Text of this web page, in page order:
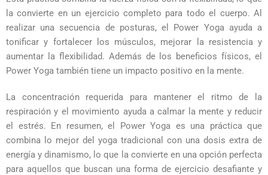
la convierte en un ejercicio completo para todo el cuerpo. Al
realizar una secuencia de posturas, el Power Yoga ayuda a
tonificar y fortalecer los músculos, mejorar la resistencia y
aumentar la flexibilidad. Además de los beneficios físicos, el
Power Yoga también tiene un impacto positivo en la mente.
La concentración requerida para mantener el ritmo de la
respiración y el movimiento ayuda a calmar la mente y reducir
el estrés. En resumen, el Power Yoga es una práctica que
combina lo mejor del yoga tradicional con una dosis extra de
energía y dinamismo, lo que la convierte en una opción perfecta
para aquellos que buscan una forma de ejercicio desafiante y